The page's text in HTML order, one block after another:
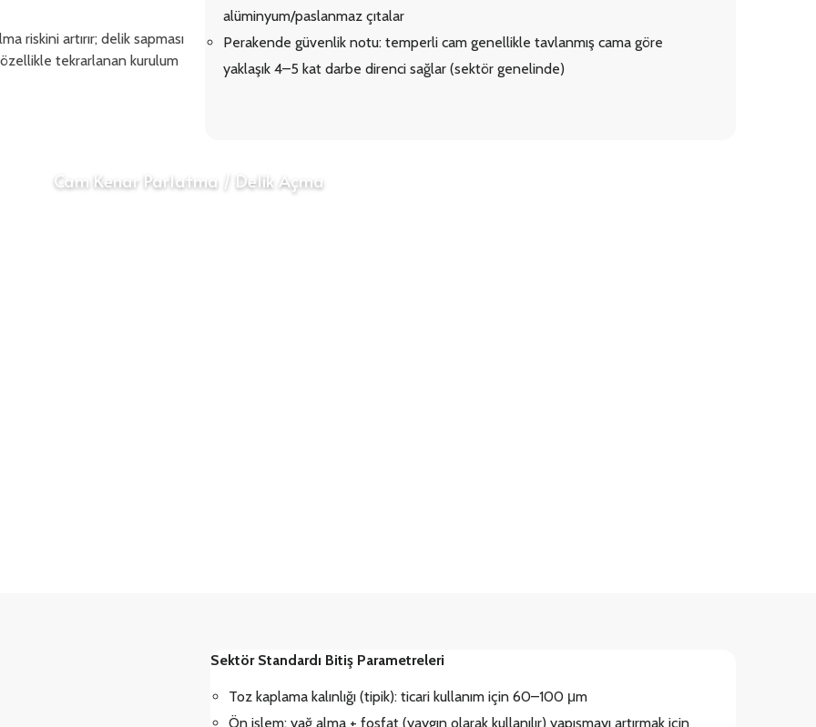
riskini artırır; delik sapması
tekrarlanan kurulum
alüminyum/paslanmaz çıtalar
Perakende güvenlik notu: temperli cam genellikle tavlanmış cama göre
yaklaşık 4–5 kat darbe direnci sağlar (sektör genelinde)
Cam Kenar Parlatma / Delik Açma
Sektör Standardı Bitiş Parametreleri
Toz kaplama kalınlığı (tipik): ticari kullanım için 60–100 μm
Ön işlem: yağ alma + fosfat (yaygın olarak kullanılır) yapışmayı artırmak için